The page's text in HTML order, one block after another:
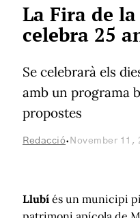
La Fira de
celebra 25
Se celebrarà els
amb un programa
propostes
Redacció· November 11,
Llubí és un municipi